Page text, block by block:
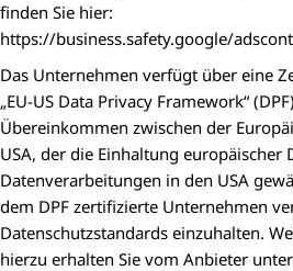
finden Sie hier:
https://business.safety.google/
Das Unternehmen verfügt über eine
„EU-US Data Privacy Framework“
Übereinkommen zwischen der
USA, der die Einhaltung europäischer
Datenverarbeitungen in den USA
dem DPF zertifizierte Unternehmen
Datenschutzstandards einzuhalten.
hierzu erhalten Sie vom Anbieter